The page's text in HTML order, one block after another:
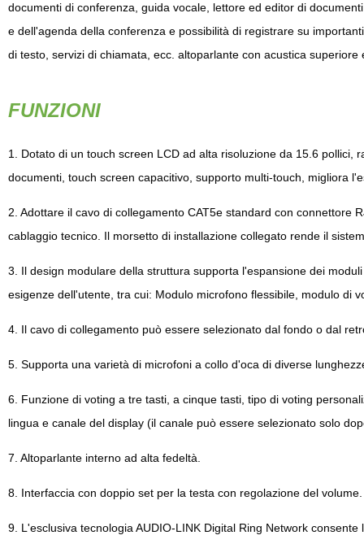
documenti di conferenza, guida vocale, lettore ed editor di
e dell'agenda della conferenza e possibilità di registrare su
di testo, servizi di chiamata, ecc. altoparlante con acustica
FUNZIONI
1. Dotato di un touch screen LCD ad alta risoluzione da 15.6
documenti, touch screen capacitivo, supporto multi-touch, migliora
2. Adottare il cavo di collegamento CAT5e standard con connettore
cablaggio tecnico. Il morsetto di installazione collegato rende il
3. Il design modulare della struttura supporta l'espansione dei
esigenze dell'utente, tra cui: Modulo microfono flessibile, modulo di
4. Il cavo di collegamento può essere selezionato dal fondo o dal
5. Supporta una varietà di microfoni a collo d'oca di diverse
6. Funzione di voting a tre tasti, a cinque tasti, tipo di voting
lingua e canale del display (il canale può essere selezionato solo
7. Altoparlante interno ad alta fedeltà.
8. Interfaccia con doppio set per la testa con regolazione del volume.
9. L'esclusiva tecnologia AUDIO-LINK Digital Ring Network